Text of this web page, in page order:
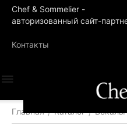
Chef & Sommelier -
авторизованный сайт-
Контакты
Главная / Каталог / Бокалы